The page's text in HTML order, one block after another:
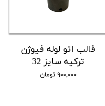
قالب اتو لوله فیوژن
ترکیه سایز 32
۹۰۰,۰۰۰ تومان